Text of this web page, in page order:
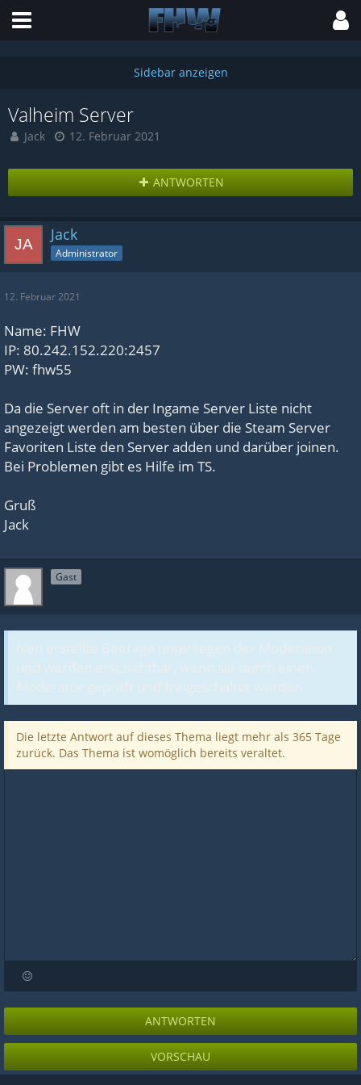
Valheim Server
Jack 12. Februar 2021
ANTWORTEN
Jack
Administrator
12. Februar 2021
Name: FHW
IP: 80.242.152.220:2457
PW: fhw55
Da die Server oft in der Ingame Server Liste nicht
angezeigt werden am besten über die Steam Server
Favoriten Liste den Server adden und darüber joinen.
Bei Problemen gibt es Hilfe im TS.
Gruß
Jack
Gast
Die letzte Antwort auf dieses Thema liegt mehr als 365 Tage
zurück. Das Thema ist womöglich bereits veraltet.
ANTWORTEN
VORSCHAU